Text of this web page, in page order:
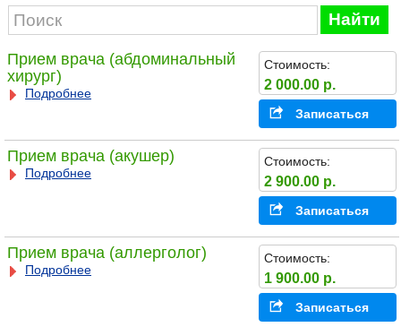
Найти
Прием врача (абдоминальный
хирург)
Подробнее
Стоимость:
2 000.00 р.
Записаться
Прием врача (акушер)
Подробнее
Стоимость:
2 900.00 р.
Записаться
Прием врача (аллерголог)
Подробнее
Стоимость:
1 900.00 р.
Записаться